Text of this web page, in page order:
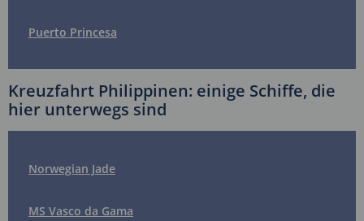
Puerto Princesa
Kreuzfahrt Philippinen: einige Schiffe, die
hier unterwegs sind
Norwegian Jade
MS Vasco da Gama